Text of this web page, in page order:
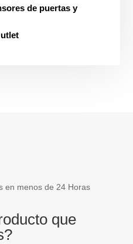
de puertas y
en menos de 24 Horas
que